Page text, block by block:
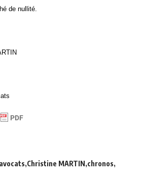
de nullité.
avocats Christine MARTIN chronos